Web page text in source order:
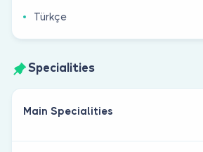
Türkçe
Specialities
Main Specialities